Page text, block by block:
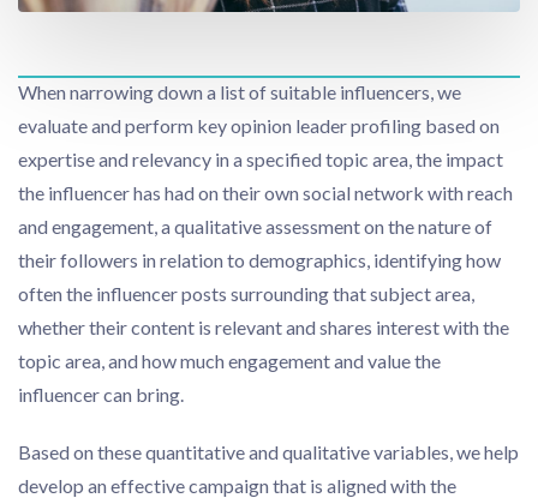
When narrowing down a list of suitable influencers, we
evaluate and perform key opinion leader profiling based on
expertise and relevancy in a specified topic area, the impact
the influencer has had on their own social network with reach
and engagement, a qualitative assessment on the nature of
their followers in relation to demographics, identifying how
often the influencer posts surrounding that subject area,
whether their content is relevant and shares interest with the
topic area, and how much engagement and value the
influencer can bring.
Based on these quantitative and qualitative variables, we help
develop an effective campaign that is aligned with the